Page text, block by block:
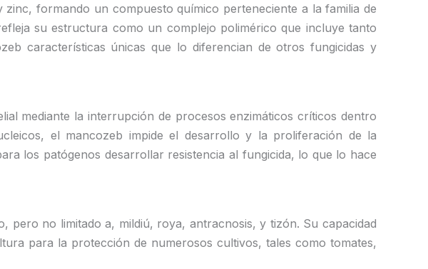
formando un compuesto químico perteneciente a la familia de
su estructura como un complejo polimérico que incluye tanto
características únicas que lo diferencian de otros fungicidas y
mediante la interrupción de procesos enzimáticos críticos dentro
el mancozeb impide el desarrollo y la proliferación de la
los patógenos desarrollar resistencia al fungicida, lo que lo hace
pero no limitado a, mildiú, roya, antracnosis, y tizón. Su capacidad
para la protección de numerosos cultivos, tales como tomates,